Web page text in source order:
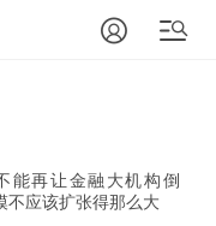
能再让金融大机构倒
不应该扩张得那么大